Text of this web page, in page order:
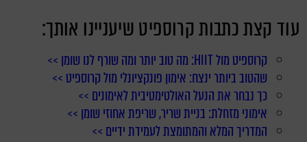
עוד קצת כתבות קרוספיט שיעניינו אותך:
קרוספיט מול HIIT: מה טוב יותר ומה שורף לנו שומן >>
שהטוב ביותר ינצח: אימון פונקציונלי מול קרוספיט >>
כך נבחר את הנעל האולטימטיבית לאימונים >>
אימוני מזחלת: בניית שריר, שריפת אחוזי שומן >>
המדריך המלא והמתומצת לעמידת ידיים >>